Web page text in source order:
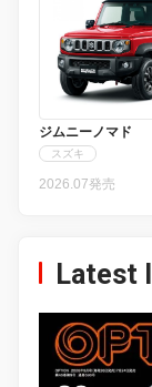
ジムニーノマド
スズキ
2026.07発売
Latest